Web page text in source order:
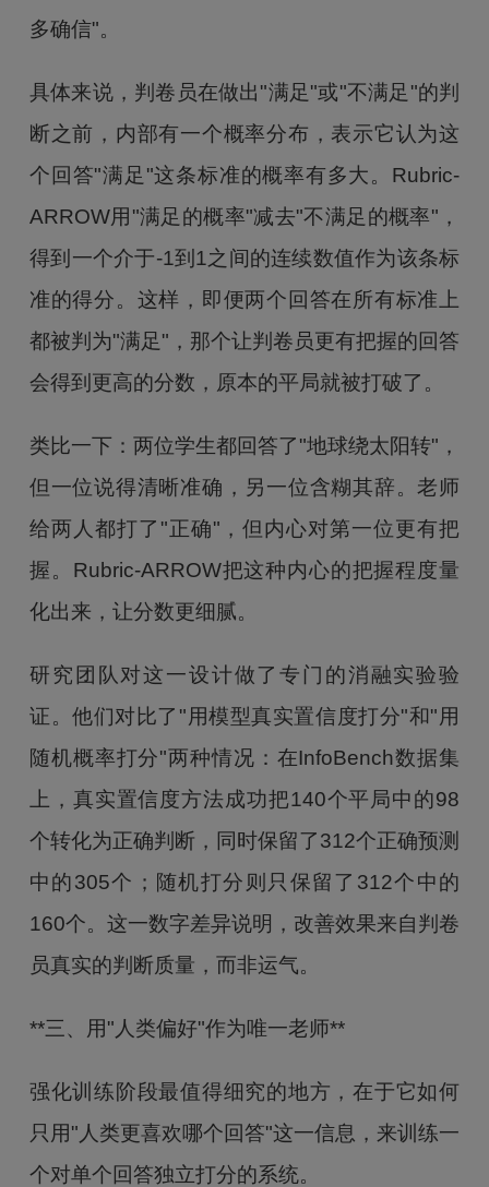
多确信"。
具体来说，判卷员在做出"满足"或"不满足"的判
断之前，内部有一个概率分布，表示它认为这
个回答"满足"这条标准的概率有多大。Rubric-
ARROW用"满足的概率"减去"不满足的概率"，
得到一个介于-1到1之间的连续数值作为该条标
准的得分。这样，即便两个回答在所有标准上
都被判为"满足"，那个让判卷员更有把握的回答
会得到更高的分数，原本的平局就被打破了。
类比一下：两位学生都回答了"地球绕太阳转"，
但一位说得清晰准确，另一位含糊其辞。老师
给两人都打了"正确"，但内心对第一位更有把
握。Rubric-ARROW把这种内心的把握程度量
化出来，让分数更细腻。
研究团队对这一设计做了专门的消融实验验
证。他们对比了"用模型真实置信度打分"和"用
随机概率打分"两种情况：在InfoBench数据集
上，真实置信度方法成功把140个平局中的98
个转化为正确判断，同时保留了312个正确预测
中的305个；随机打分则只保留了312个中的
160个。这一数字差异说明，改善效果来自判卷
员真实的判断质量，而非运气。
**三、用"人类偏好"作为唯一老师**
强化训练阶段最值得细究的地方，在于它如何
只用"人类更喜欢哪个回答"这一信息，来训练一
个对单个回答独立打分的系统。